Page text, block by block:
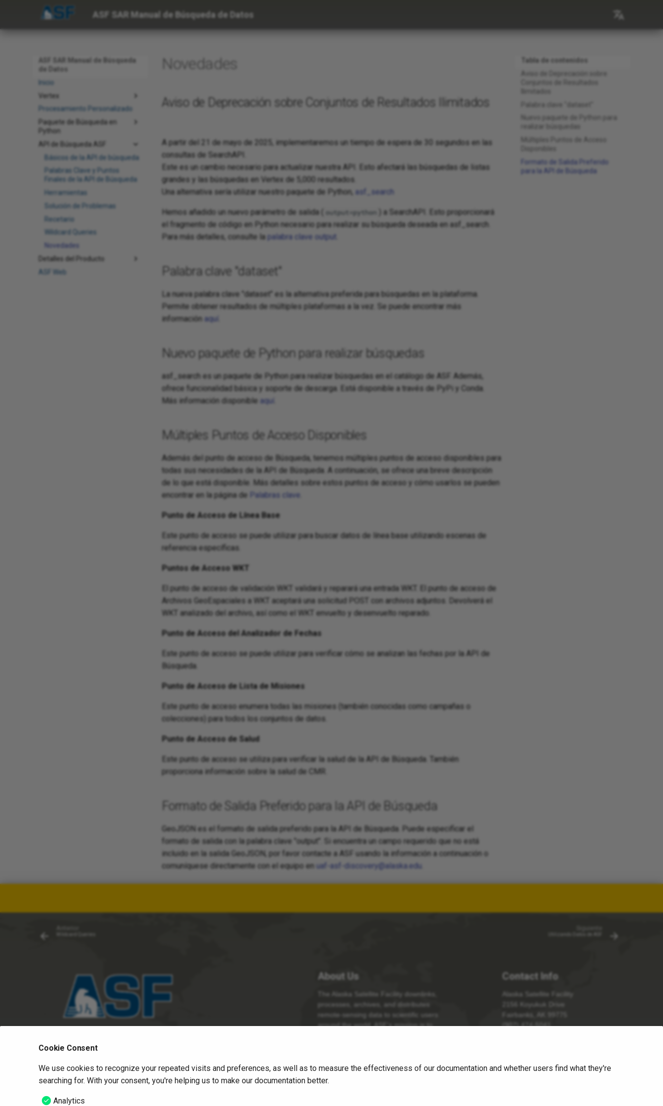
ASF SAR Manual de Búsqueda de Datos
ASF SAR Manual de Búsqueda
de Datos
Inicio
Vertex
Procesamiento Personalizado
Paquete de Búsqueda en
Python
API de Búsqueda ASF
Básicos de la API de búsqueda
Palabras Clave y Puntos
Finales de la API de Búsqueda
Herramientas
Solución de Problemas
Recetario
Wildcard Queries
Novedades
Detalles del Producto
ASF Web
Tabla de contenidos
Aviso de Deprecación sobre
Palabra clave "dataset"
Nuevo paquete de Python para
realizar búsquedas
Formato de Salida Preferido
para la API de Búsqueda
Novedades
Aviso de Deprecación sobre Conjuntos de Resultados Ilimitados
A partir del 21 de mayo de 2025, implementaremos un tiempo de espera de 30 segundos en las
consultas de SearchAPI.
Este es un cambio necesario para actualizar nuestra API. Esto afectará las búsquedas de listas
grandes y las búsquedas en Vertex de 5,000 resultados.
Una alternativa sería utilizar nuestro paquete de Python, asf_search
Hemos añadido un nuevo parámetro de salida ( output=python
) a SearchAPI. Esto proporcionará
el fragmento de código en Python necesario para realizar su búsqueda deseada en asf_search.
Para más detalles, consulte la palabra clave output
Palabra clave "dataset"
La nueva palabra clave "dataset" es la alternativa preferida para búsquedas en la plataforma.
Permite obtener resultados de múltiples plataformas a la vez. Se puede encontrar más
información aquí
Nuevo paquete de Python para realizar búsquedas
asf_search es un paquete de Python para realizar búsquedas en el catálogo de ASF. Además,
ofrece funcionalidad básica y soporte de descarga. Está disponible a través de PyPi y Conda.
Más información disponible aquí
Múltiples Puntos de Acceso Disponibles
Además del punto de acceso de Búsqueda, tenemos múltiples puntos de acceso disponibles para
todas sus necesidades de la API de Búsqueda. A continuación, se ofrece una breve descripción
de lo que está disponible. Más detalles sobre estos puntos de acceso y cómo usarlos se pueden
encontrar en la página de
Palabras clave
Punto de Acceso de Línea Base
Este punto de acceso se puede utilizar para buscar datos de línea base utilizando escenas de
referencia específicas.
Puntos de Acceso WKT
El punto de acceso de validación WKT validará y reparará una entrada WKT. El punto de acceso de
Archivos GeoEspaciales a WKT aceptará una solicitud POST con archivos adjuntos. Devolverá el
WKT analizado del archivo, así como el WKT envuelto y desenvuelto reparado.
Punto de Acceso del Analizador de Fechas
Este punto de acceso se puede utilizar para verificar cómo se analizan las fechas por la API de
Búsqueda.
Punto de Acceso de Lista de Misiones
Este punto de acceso enumera todas las misiones (también conocidas como campañas o
colecciones) para todos los conjuntos de datos.
Punto de Acceso de Salud
Este punto de acceso se utiliza para verificar la salud de la API de Búsqueda. También
proporciona información sobre la salud de CMR.
Formato de Salida Preferido para la API de Búsqueda
GeoJSON es el formato de salida preferido para la API de Búsqueda. Puede especificar el
formato de salida con la palabra clave "output". Si encuentra un campo requerido que no está
incluido en la salida GeoJSON, por favor contacte a ASF usando la información a continuación o
comuníquese directamente con el equipo en uaf-asf-discovery@alaska.edu
About Us
The Alaska Satellite Facility downlinks,
processes, archives, and distributes
remote-sensing data to scientific users
around the world. ASF’s mission is to
Contact Info
Alaska Satellite Facility
2156 Koyukuk Drive
Fairbanks, AK 99775
(907) 474-5041
Cookie Consent
We use cookies to recognize your repeated visits and preferences, as well as to measure the effectiveness of our documentation and whether users find what they're
searching for. With your consent, you're helping us to make our documentation better.
Analytics